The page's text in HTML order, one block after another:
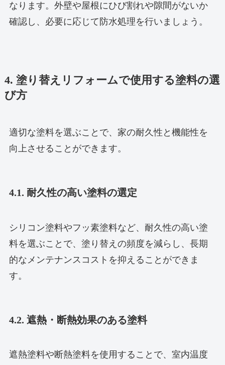
なります。外壁や屋根にひび割れや隙間がないか
確認し、必要に応じて防水処理を行いましょう。
4. 塗り替えリフォームで使用する塗料の選
び方
適切な塗料を選ぶことで、家の耐久性と機能性を
向上させることができます。
4.1. 耐久性の高い塗料の選定
シリコン塗料やフッ素塗料など、耐久性の高い塗
料を選ぶことで、塗り替えの頻度を減らし、長期
的なメンテナンスコストを抑えることができま
す。
4.2. 遮熱・断熱効果のある塗料
遮熱塗料や断熱塗料を使用することで、室内温度